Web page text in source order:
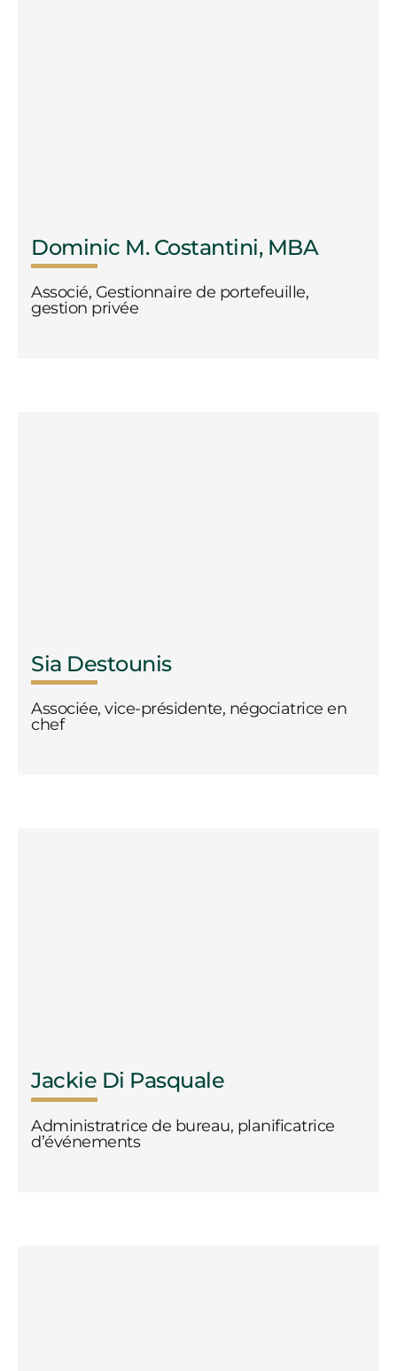
Dominic M. Costantini, MBA
Associé, Gestionnaire de portefeuille,
gestion privée
Sia Destounis
Associée, vice-présidente, négociatrice en
chef
Jackie Di Pasquale
Administratrice de bureau, planificatrice
d’événements